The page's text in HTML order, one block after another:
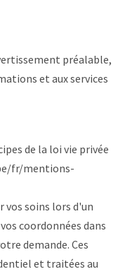
préalable,
et aux services
de la loi vie privée
fr/mentions-
vos soins lors d'un
coordonnées dans
demande. Ces
et traitées au